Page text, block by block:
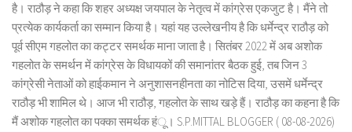
है। राठौड़ ने कहा कि शहर अध्यक्ष जयपाल के नेतृत्व में कांग्रेस एकजुट है। मैंने तो
प्रत्येक कार्यकर्ता का सम्मान किया है। यहां यह उल्लेखनीय है कि धर्मेन्द्र राठौड़ को
पूर्व सीएम गहलोत का कट्टर समर्थक माना जाता है। सितंबर 2022 में अब अशोक
गहलोत के समर्थन में कांग्रेस के विधायकों की समानांतर बैठक हुई, तब जिन 3
कांग्रेसी नेताओं को हाईकमान ने अनुशासनहीनता का नोटिस दिया, उसमें धर्मेन्द्र
राठौड़ भी शामिल थे। आज भी राठौड़, गहलोत के साथ खड़े हैं। राठौड़ का कहना है कि
मैं अशोक गहलोत का पक्का समर्थक हंू। S.P.MITTAL BLOGGER ( 08-08-2026)